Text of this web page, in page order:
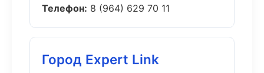
Телефон: 8 (964) 629 70 11
Город Expert Link